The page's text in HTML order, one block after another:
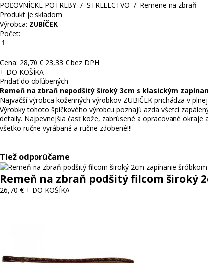
POĽOVNÍCKE POTREBY/ STRELECTVO / Remene na zbraň
Produkt je skladom
Výrobca: ZUBÍČEK
Počet:
Cena: 28,70 € 23,33 € bez DPH
+ DO KOŠÍKA
Pridať do obľúbených
Remeň na zbraň nepodšitý široký 3cm s klasickým
Najväčší výrobca koženných výrobkov ZUBÍČEK prichádza v
Výrobky tohoto špičkového výrobcu poznajú azda všetci
detaily. Najpevnejšia časť kože, zabrúsené a opracované
všetko ručne vyrábané a ručne zdobené!!!
Tiež odporúčame
Remeň na zbraň podšitý filcom široký
26,70 € + DO KOŠÍKA